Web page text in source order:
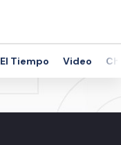
El Tiempo Video